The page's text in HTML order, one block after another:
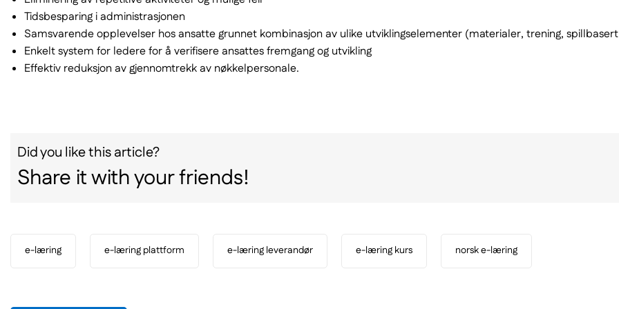
Tidsbesparing i administrasjonen
Samsvarende opplevelser hos ansatte grunnet kombinasjon av ulike utviklingselementer (materialer, trening,
Enkelt system for ledere for å verifisere ansattes fremgang og utvikling
Effektiv reduksjon av gjennomtrekk av nøkkelpersonale.
Did you like this article?
Share it with your friends!
e-læring e-læring plattform e-læring leverandør e-læring kurs norsk e-læring